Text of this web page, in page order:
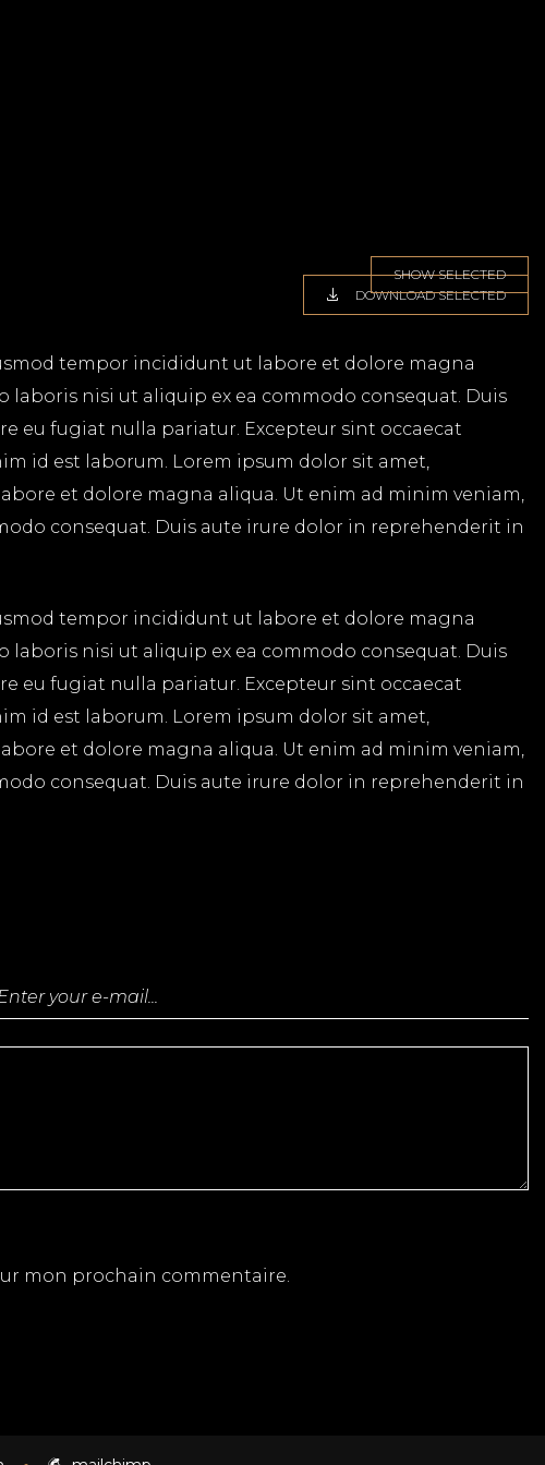
DOWNLOAD SELECTED
SHOW SELECTED
tempor incididunt ut labore et dolore magna
nisi ut aliquip ex ea commodo consequat. Duis
eu fugiat nulla pariatur. Excepteur sint occaecat
id est laborum. Lorem ipsum dolor sit amet,
et dolore magna aliqua. Ut enim ad minim veniam,
consequat. Duis aute irure dolor in reprehenderit in
tempor incididunt ut labore et dolore magna
nisi ut aliquip ex ea commodo consequat. Duis
eu fugiat nulla pariatur. Excepteur sint occaecat
id est laborum. Lorem ipsum dolor sit amet,
et dolore magna aliqua. Ut enim ad minim veniam,
consequat. Duis aute irure dolor in reprehenderit in
mon prochain commentaire.